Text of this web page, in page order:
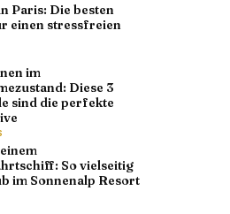
Paris: Die besten
einen stressfreien
im
Diese 3
sind die perfekte
So vielseitig
im Sonnenalp Resort